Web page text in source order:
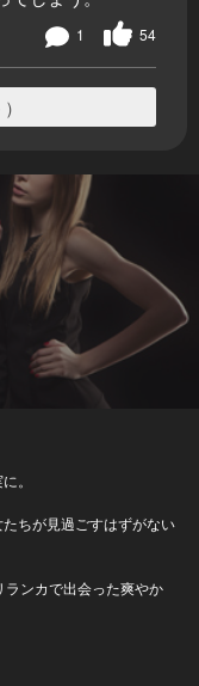
54
1
。
ちが見過ごすはずがない
ンカで出会った爽やか